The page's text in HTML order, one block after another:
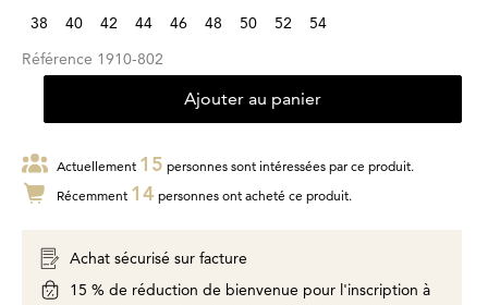
38 40 42 44 46 48 50 52
54
Référence 1910-802
Ajouter au panier
Actuellement 15 personnes sont intéressées par ce produit.
Récemment 14 personnes ont acheté ce produit.
Achat sécurisé sur facture
15 % de réduction de bienvenue pour l'inscription à